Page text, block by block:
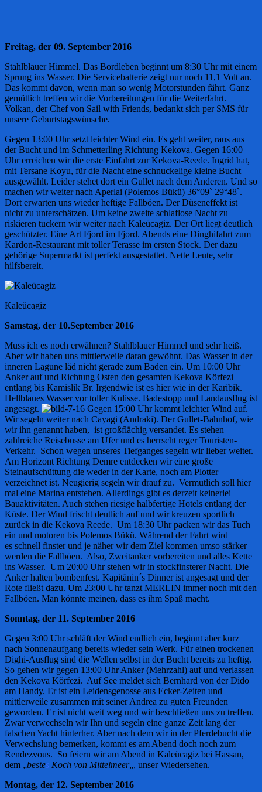
Freitag, der 09. September 2016
Stahlblauer Himmel. Das Bordleben beginnt um 8:30 Uhr mit einem
Sprung ins Wasser. Die Servicebatterie zeigt nur noch 11,1 Volt an.
Das kommt davon, wenn man so wenig Motorstunden fährt. Ganz
gemütlich treffen wir die Vorbereitungen für die Weiterfahrt.
Volkan, der Chef von Sail with Friends, bedankt sich per SMS für
unsere Geburtstagswünsche.
Gegen 13:00 Uhr setzt leichter Wind ein. Es geht weiter, raus aus
der Bucht und im Schmetterling Richtung Kekova. Gegen 16:00
Uhr erreichen wir die erste Einfahrt zur Kekova-Reede. Ingrid hat,
mit Tersane Koyu, für die Nacht eine schnuckelige kleine Bucht
ausgewählt. Leider stehet dort ein Gullet nach dem Anderen. Und so
machen wir weiter nach Aperlai (Polemos Bükü) 36°09` 29°48`.
Dort erwarten uns wieder heftige Fallböen. Der Düseneffekt ist
nicht zu unterschätzen. Um keine zweite schlaflose Nacht zu
riskieren tuckern wir weiter nach Kaleücagiz. Der Ort liegt deutlich
geschützter. Eine Art Fjord im Fjord. Abends eine Dinghifahrt zum
Kardon-Restaurant mit toller Terasse im ersten Stock. Der dazu
gehörige Supermarkt ist perfekt ausgestattet. Nette Leute, sehr
hilfsbereit.
Kaleücagiz
Samstag, der 10.September 2016
Muss ich es noch erwähnen? Stahlblauer Himmel und sehr heiß.
Aber wir haben uns mittlerweile daran gewöhnt. Das Wasser in der
inneren Lagune läd nicht gerade zum Baden ein. Um 10:00 Uhr
Anker auf und Richtung Osten den gesamten Kekova Körfezi
entlang bis Kamislik Br. Irgendwie ist es hier wie in der Karibik.
Hellblaues Wasser vor toller Kulisse. Badestopp und Landausflug ist
angesagt.
Gegen 15:00 Uhr kommt leichter Wind auf.
Wir segeln weiter nach Cayagi (Andraki). Der Gullet-Bahnhof, wie
wir ihn genannt haben, ist großflächig versandet. Es stehen
zahlreiche Reisebusse am Ufer und es herrscht reger Touristen-
Verkehr. Schon wegen unseres Tiefganges segeln wir lieber weiter.
Am Horizont Richtung Demre entdecken wir eine große
Steinaufschüttung die weder in der Karte, noch am Plotter
verzeichnet ist. Neugierig segeln wir drauf zu. Vermutlich soll hier
mal eine Marina entstehen. Allerdings gibt es derzeit keinerlei
Bauaktivitäten. Auch stehen riesige halbfertige Hotels entlang der
Küste. Der Wind frischt deutlich auf und wir kreuzen sportlich
zurück in die Kekova Reede. Um 18:30 Uhr packen wir das Tuch
ein und motoren bis Polemos Bükü. Während der Fahrt wird
es schnell finster und je näher wir dem Ziel kommen umso stärker
werden die Fallböen. Also, Zweitanker vorbereiten und alles Kette
ins Wasser. Um 20:00 Uhr stehen wir in stockfinsterer Nacht. Die
Anker halten bombenfest. Kapitänin´s Dinner ist angesagt und der
Rote fließt dazu. Um 23:00 Uhr tanzt MERLIN immer noch mit den
Fallböen. Man könnte meinen, dass es ihm Spaß macht.
Sonntag, der 11. September 2016
Gegen 3:00 Uhr schläft der Wind endlich ein, beginnt aber kurz
nach Sonnenaufgang bereits wieder sein Werk. Für einen trockenen
Dighi-Ausflug sind die Wellen selbst in der Bucht bereits zu heftig.
So gehen wir gegen 13:00 Uhr Anker (Mehrzahl) auf und verlassen
den Kekova Körfezi. Auf See meldet sich Bernhard von der Dido
am Handy. Er ist ein Leidensgenosse aus Ecker-Zeiten und
mittlerweile zusammen mit seiner Andrea zu guten Freunden
geworden. Er ist nicht weit weg und wir beschließen uns zu treffen.
Zwar verwechseln wir Ihn und segeln eine ganze Zeit lang der
falschen Yacht hinterher. Aber nach dem wir in der Pferdebucht die
Verwechslung bemerken, kommt es am Abend doch noch zum
Rendezvous. So feiern wir am Abend in Kaleücagiz bei Hassan,
dem „bestes Koch von Mittelmeer„, unser Wiedersehen.
Montag, der 12. September 2016